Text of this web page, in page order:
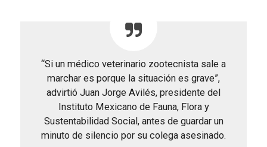
“Si un médico veterinario zootecnista sale a
marchar es porque la situación es grave”,
advirtió Juan Jorge Avilés, presidente del
Instituto Mexicano de Fauna, Flora y
Sustentabilidad Social, antes de guardar un
minuto de silencio por su colega asesinado.